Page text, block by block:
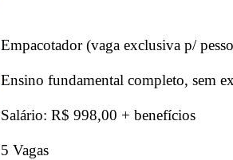
Empacotador (vaga exclusiva p/
Ensino fundamental completo, sem
Salário: R$ 998,00 + benefícios
5 Vagas